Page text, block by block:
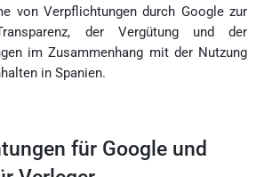
von Verpflichtungen durch Google zur
der Vergütung und der
im Zusammenhang mit der Nutzung
in Spanien.
für Google und